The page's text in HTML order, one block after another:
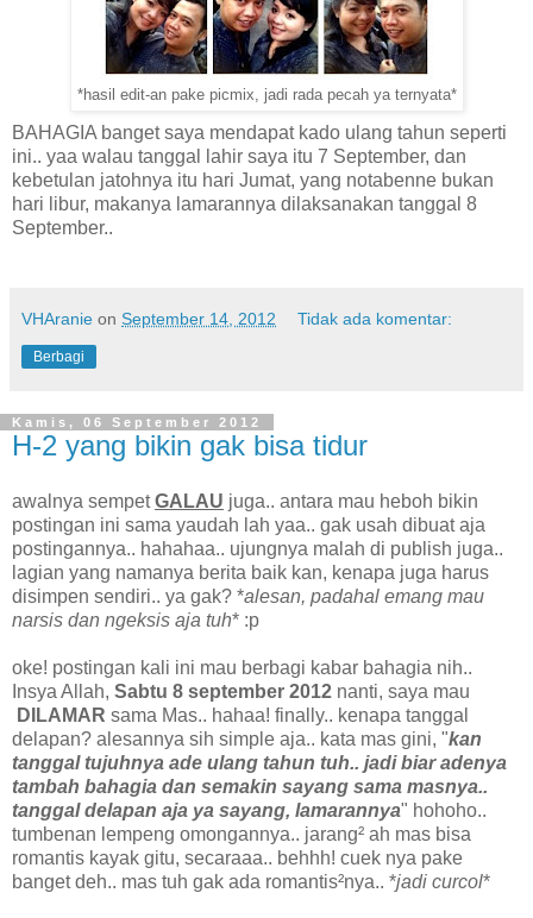
*hasil edit-an pake picmix, jadi rada pecah ya ternyata*
BAHAGIA banget saya mendapat kado ulang tahun seperti
ini.. yaa walau tanggal lahir saya itu 7 September, dan
kebetulan jatohnya itu hari Jumat, yang notabenne bukan
hari libur, makanya lamarannya dilaksanakan tanggal 8
September..
VHAranie on September 14, 2012 Tidak ada komentar:
Berbagi
Kamis, 06 September 2012
H-2 yang bikin gak bisa tidur
awalnya sempetGALAU juga.. antara mau heboh bikin
postingan ini sama yaudah lah yaa.. gak usah dibuat aja
postingannya.. hahahaa.. ujungnya malah di publish juga..
lagian yang namanya berita baik kan, kenapa juga harus
disimpen sendiri.. ya gak? *alesan, padahal emang mau
narsis dan ngeksis aja tuh* :p
oke! postingan kali ini mau berbagi kabar bahagia nih..
Insya Allah, Sabtu 8 september 2012 nanti, saya mau
DILAMAR sama Mas.. hahaa! finally.. kenapa tanggal
delapan? alesannya sih simple aja.. kata mas gini, "kan
tanggal tujuhnya ade ulang tahun tuh.. jadi biar adenya
tambah bahagia dan semakin sayang sama masnya..
tanggal delapan aja ya sayang, lamarannya" hohoho..
tumbenan lempeng omongannya.. jarang² ah mas bisa
romantis kayak gitu, secaraaa.. behhh! cuek nya pake
banget deh.. mas tuh gak ada romantis²nya.. *jadi curcol*